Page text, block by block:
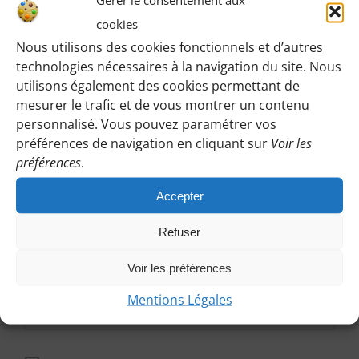
cookies
Nous utilisons des cookies fonctionnels et d’autres
technologies nécessaires à la navigation du site. Nous
utilisons également des cookies permettant de
mesurer le trafic et de vous montrer un contenu
personnalisé. Vous pouvez paramétrer vos
préférences de navigation en cliquant sur Voir les
préférences.
Accepter
Refuser
Voir les préférences
Mentions Légales
Chère adhérente,
Connectez-vous afin d'accéder à tous les détails
des prochaines randonnées et activités : lieux de
rassemblements, horaires, informations
pratiques...